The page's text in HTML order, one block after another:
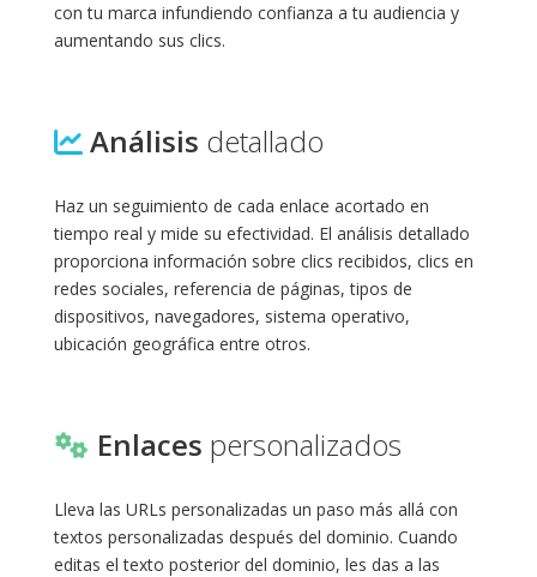
con tu marca infundiendo confianza a tu audiencia y
aumentando sus clics.
Análisis detallado
Haz un seguimiento de cada enlace acortado en
tiempo real y mide su efectividad. El análisis detallado
proporciona información sobre clics recibidos, clics en
redes sociales, referencia de páginas, tipos de
dispositivos, navegadores, sistema operativo,
ubicación geográfica entre otros.
Enlaces personalizados
Lleva las URLs personalizadas un paso más allá con
textos personalizadas después del dominio. Cuando
editas el texto posterior del dominio, les das a las